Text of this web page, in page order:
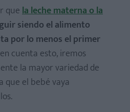
quela leche materna o la
siendo el alimento
por lo menos el primer
cuenta esto, iremos
la mayor variedad de
que el bebé vaya